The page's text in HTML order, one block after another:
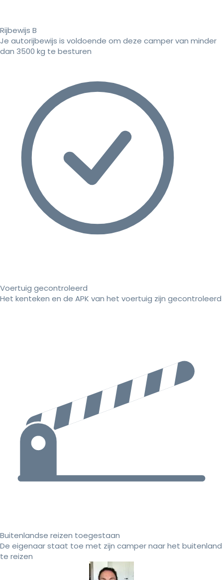
Rijbewijs B
Je autorijbewijs is voldoende om deze camper van minder
dan 3500 kg te besturen
Voertuig gecontroleerd
Het kenteken en de APK van het voertuig zijn gecontroleerd
Buitenlandse reizen toegestaan
De eigenaar staat toe met zijn camper naar het buitenland
te reizen